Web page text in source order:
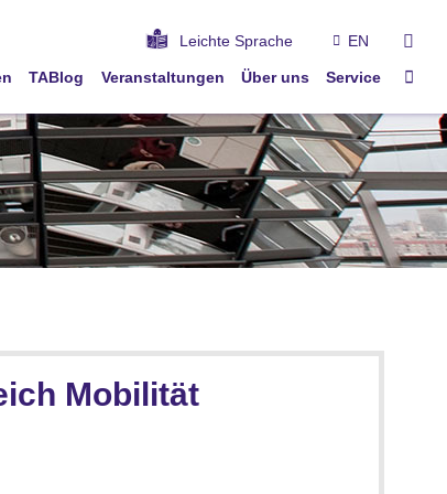
Leichte Sprache EN
TABlog Veranstaltungen Über uns Service
Mobilität